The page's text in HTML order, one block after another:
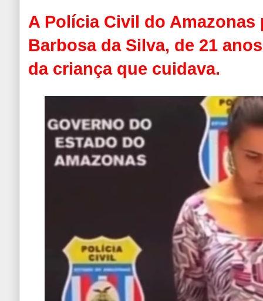
A Polícia Civil do Amazonas
Barbosa da Silva, de 21
da criança que cuidava.